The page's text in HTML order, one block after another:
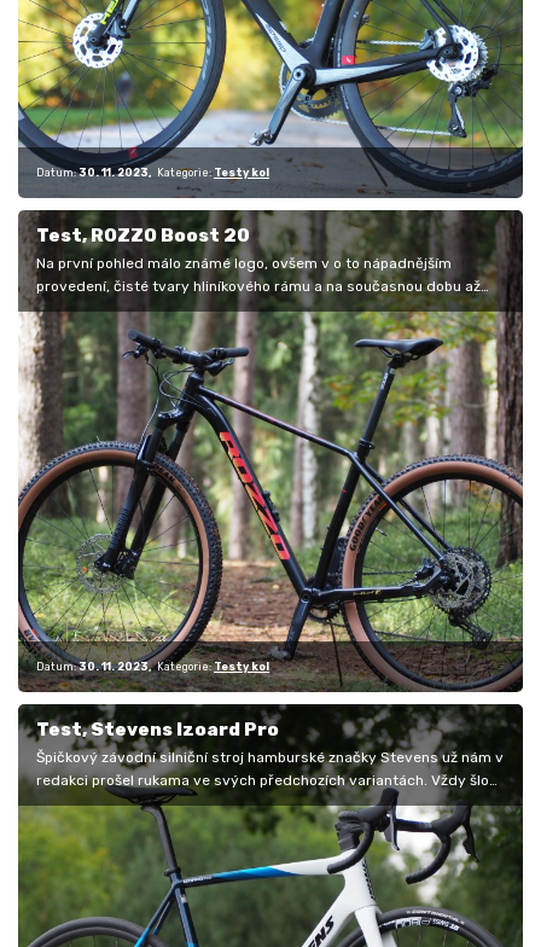
Datum: 30. 11. 2023 Kategorie: Testy kol
Test, ROZZO Boost 20
Na první pohled málo známé logo, ovšem v o to nápadnějším
provedení, čisté tvary hliníkového rámu a na současnou dobu až
nezvykle uniformní…
Datum: 30. 11. 2023 Kategorie: Testy kol
Test, Stevens Izoard Pro
Špičkový závodní silniční stroj hamburské značky Stevens už nám v
redakci prošel rukama ve svých předchozích variantách. Vždy šlo
o…